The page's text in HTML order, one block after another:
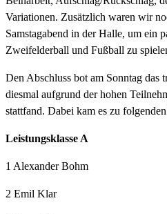
Variationen. Zusätzlich waren wir
Samstagabend in der Halle, um ein
Zweifelderball und Fußball zu
Den Abschluss bot am Sonntag das
diesmal aufgrund der hohen
stattfand. Dabei kam es zu
Leistungsklasse A
1 Alexander Bohm
2 Emil Klar